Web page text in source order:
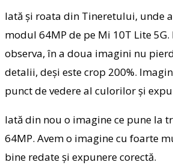
Iată și roata din Tineretului, unde
modul 64MP de pe Mi 10T Lite
observa, în a doua imagini nu
detalii, deși este crop 200%.
punct de vedere al culorilor și
Iată din nou o imagine ce pune la
64MP. Avem o imagine cu foarte
bine redate și expunere corectă.